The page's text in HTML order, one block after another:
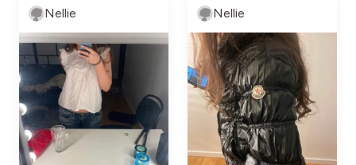
Nellie Nellie